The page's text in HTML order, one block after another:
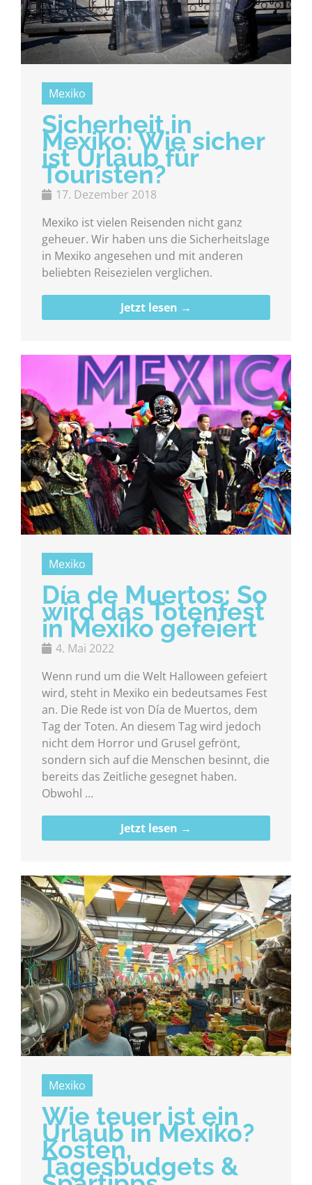
Mexiko
Sicherheit in
Mexiko: Wie sicher
ist Urlaub für
Touristen?
17. Dezember 2018
Mexiko ist vielen Reisenden nicht ganz
geheuer. Wir haben uns die Sicherheitslage
in Mexiko angesehen und mit anderen
beliebten Reisezielen verglichen.
Jetzt lesen →
Mexiko
Día de Muertos: So
wird das Totenfest
in Mexiko gefeiert
4. Mai 2022
Wenn rund um die Welt Halloween gefeiert
wird, steht in Mexiko ein bedeutsames Fest
an. Die Rede ist von Día de Muertos, dem
Tag der Toten. An diesem Tag wird jedoch
nicht dem Horror und Grusel gefrönt,
sondern sich auf die Menschen besinnt, die
bereits das Zeitliche gesegnet haben.
Obwohl ...
Jetzt lesen →
Mexiko
Wie teuer ist ein
Urlaub in Mexiko?
Kosten,
Tagesbudgets &